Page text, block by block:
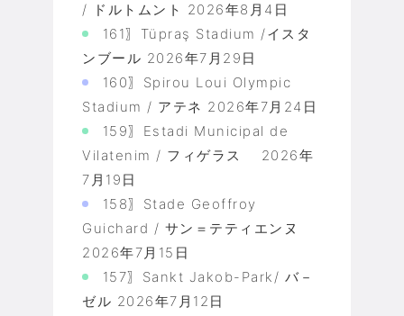
/ ドルトムント 2026年8月4日
161〗Tüpraş Stadium /イスタ
ンブール 2026年7月29日
160〗Spirou Loui Olympic
Stadium / アテネ 2026年7月24日
159〗Estadi Municipal de
Vilatenim / フィゲラス
2026年
7月19日
158〗Stade Geoffroy
Guichard / サン＝テティエンヌ
2026年7月15日
157〗Sankt Jakob-Park/ バ－
ゼル 2026年7月12日